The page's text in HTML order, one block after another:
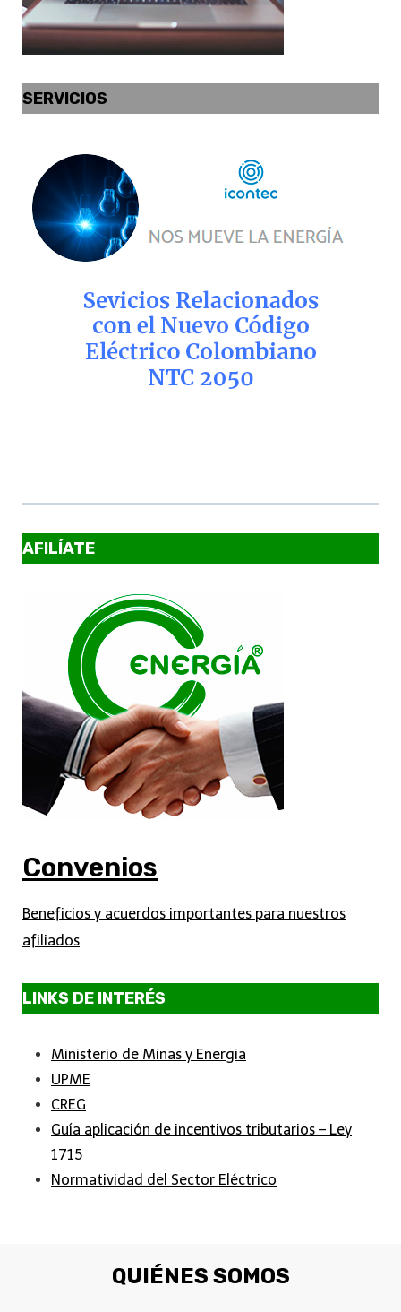
SERVICIOS
AFILÍATE
Convenios
Beneficios y acuerdos importantes para nuestros
afiliados
LINKS DE INTERÉS
Ministerio de Minas y Energia
UPME
CREG
Guía aplicación de incentivos tributarios – Ley
1715
Normatividad del Sector Eléctrico
QUIÉNES SOMOS